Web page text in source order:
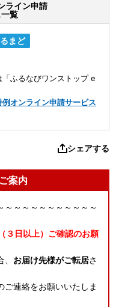
ライン申請
覧
まど
ふるなびワンストップ e
オンライン申請サービス
シェアする
案内
～～～～～～～～～～～
３日以上）ご確認のお願
お届け先様がご転居さ
ご連絡をお願いいたしま